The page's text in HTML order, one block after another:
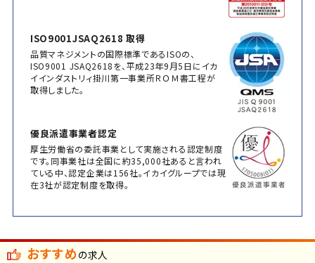
ISO9001JSAQ2618 取得
品質マネジメントの国際標準であるISOの、
ISO9001 JSAQ2618を、平成23年9月5日にイカ
イインダストリィ掛川第一事業所ＲＯＭ書工程が
取得しました。
優良派遣事業者認定
厚生労働省の委託事業として実施される認定制度
です。同事業社は全国に約35,000社あると言われ
ている中、認定企業は156社。イカイグループでは現
在3社が認定制度を取得。
おすすめの求人